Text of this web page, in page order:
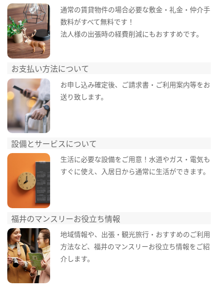
通常の賃貸物件の場合必要な敷金・礼金・仲介手
数料がすべて無料です！
法人様の出張時の経費削減にもおすすめです。
お支払い方法について
お申し込み確定後、ご請求書・ご利用案内等をお
送り致します。
設備とサービスについて
生活に必要な設備をご用意！水道やガス・電気も
すぐに使え、入居日から通常に生活ができます。
福井のマンスリーお役立ち情報
地域情報や、出張・観光旅行・おすすめのご利用
方法など、福井のマンスリーお役立ち情報をご紹
介します。